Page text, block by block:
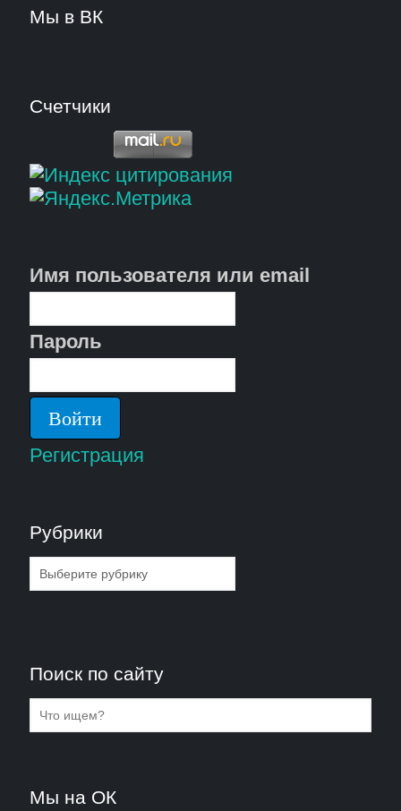
Мы в ВК
Счетчики
Имя пользователя или email
Пароль
Регистрация
Рубрики
Рубрики
Поиск по сайту
Мы на ОК